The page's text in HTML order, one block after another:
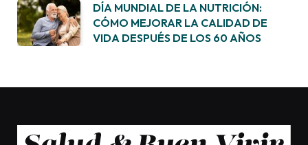
DÍA MUNDIAL DE LA NUTRICIÓN:
CÓMO MEJORAR LA CALIDAD DE
VIDA DESPUÉS DE LOS 60 AÑOS